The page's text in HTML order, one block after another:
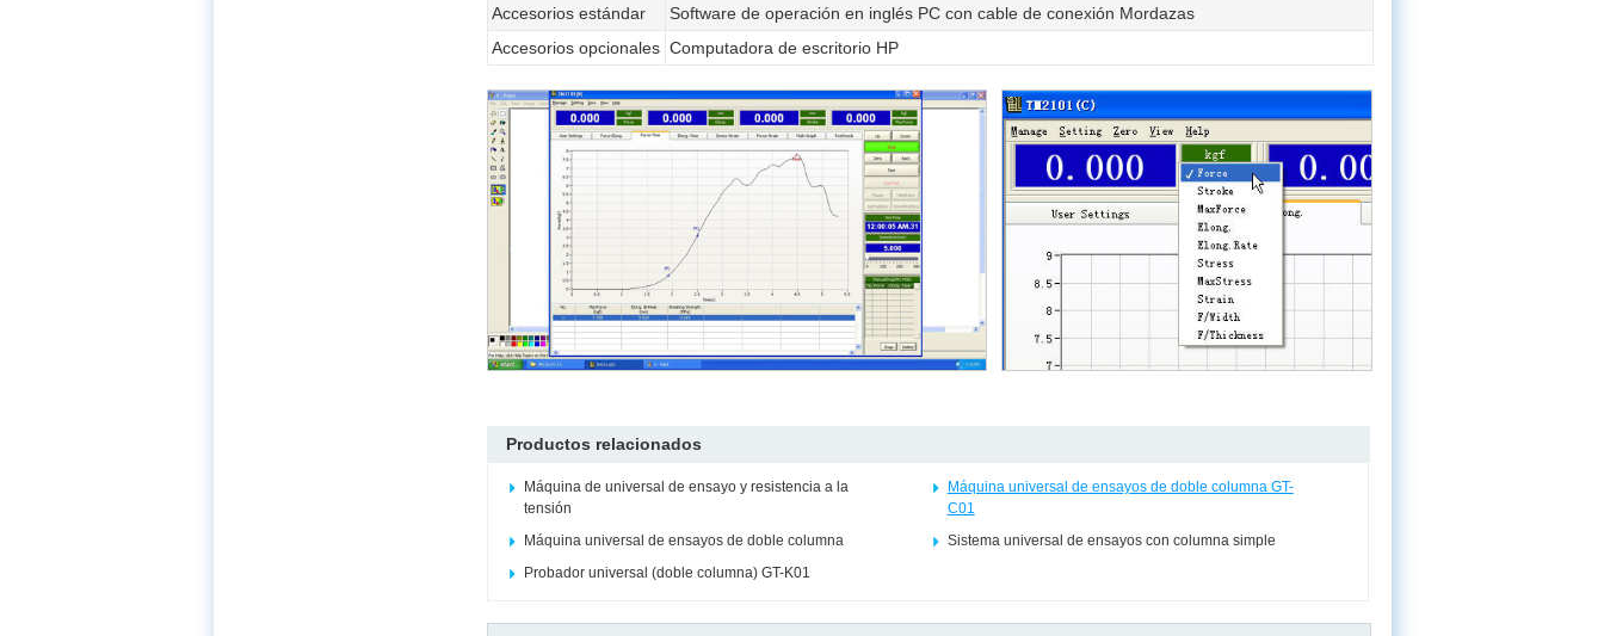
Accesorios estándar
Software de operación en inglés PC con cable de conexión Mordazas
Accesorios opcionales Computadora de escritorio HP
Productos relacionados
Máquina de universal de ensayo y resistencia a la
tensión
Máquina universal de ensayos de doble columna GT-
C01
Máquina universal de ensayos de doble columna
Sistema universal de ensayos con columna simple
Probador universal (doble columna) GT-K01